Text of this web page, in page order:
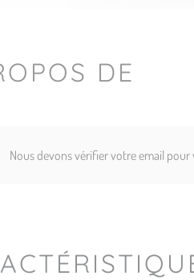
DE
Nous devons vérifier votre email